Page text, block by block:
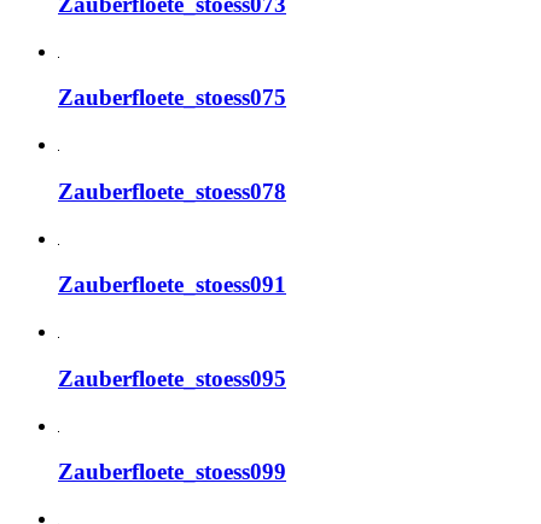
Zauberfloete_stoess075
Zauberfloete_stoess078
Zauberfloete_stoess091
Zauberfloete_stoess095
Zauberfloete_stoess099